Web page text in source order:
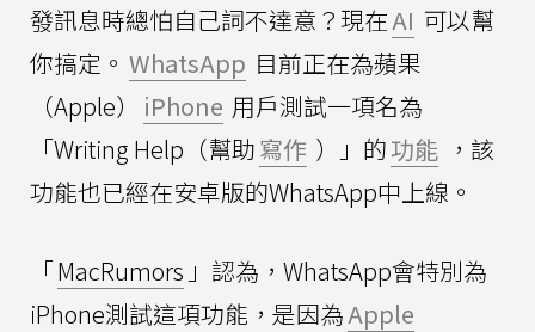
發訊息時總怕自己詞不達意？現在AI 可以幫
你搞定。 WhatsApp 目前正在為蘋果
（Apple）
iPhone 用戶測試一項名為
「Writing Help（幫助寫作 ）」的功能 ，該
功能也已經在安卓版的WhatsApp中上線。
「MacRumors 」認為，WhatsApp會特別為
iPhone測試這項功能，是因為Apple